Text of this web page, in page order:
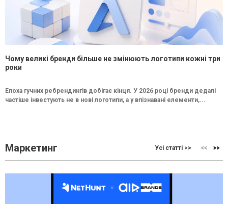
Чому великі бренди більше не змінюють логотипи кожні три
роки
Епоха гучних ребрендингів добігає кінця. У 2026 році бренди дедалі
частіше інвестують не в нові логотипи, а у впізнавані елементи,...
Маркетинг Усі статті >>